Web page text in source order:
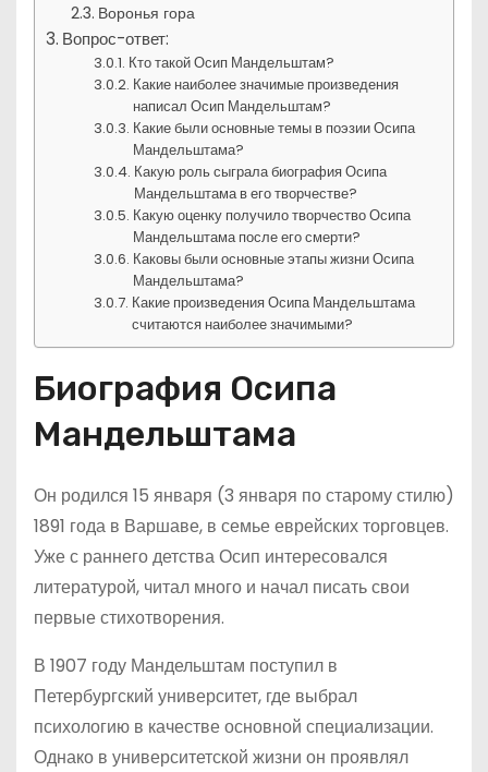
Воронья гора
Вопрос-ответ:
Кто такой Осип Мандельштам?
Какие наиболее значимые произведения
написал Осип Мандельштам?
Какие были основные темы в поэзии Осипа
Мандельштама?
Какую роль сыграла биография Осипа
Мандельштама в его творчестве?
Какую оценку получило творчество Осипа
Мандельштама после его смерти?
Каковы были основные этапы жизни Осипа
Мандельштама?
Какие произведения Осипа Мандельштама
считаются наиболее значимыми?
Биография Осипа
Мандельштама
Он родился 15 января (3 января по старому стилю)
1891 года в Варшаве, в семье еврейских торговцев.
Уже с раннего детства Осип интересовался
литературой, читал много и начал писать свои
первые стихотворения.
В 1907 году Мандельштам поступил в
Петербургский университет, где выбрал
психологию в качестве основной специализации.
Однако в университетской жизни он проявлял